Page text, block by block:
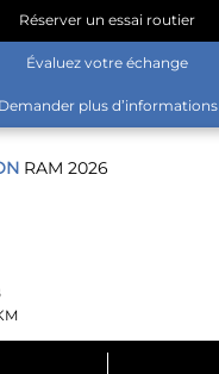
Réserver un essai routier
Évaluez votre échange
Demander plus d’informations
RAM 2026